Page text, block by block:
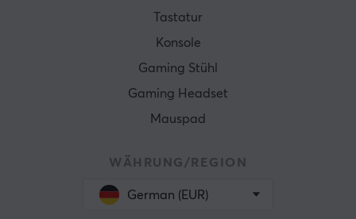
Tastatur
Konsole
Gaming Stühl
Gaming Headset
Mauspad
WÄHRUNG/REGION
German (EUR)